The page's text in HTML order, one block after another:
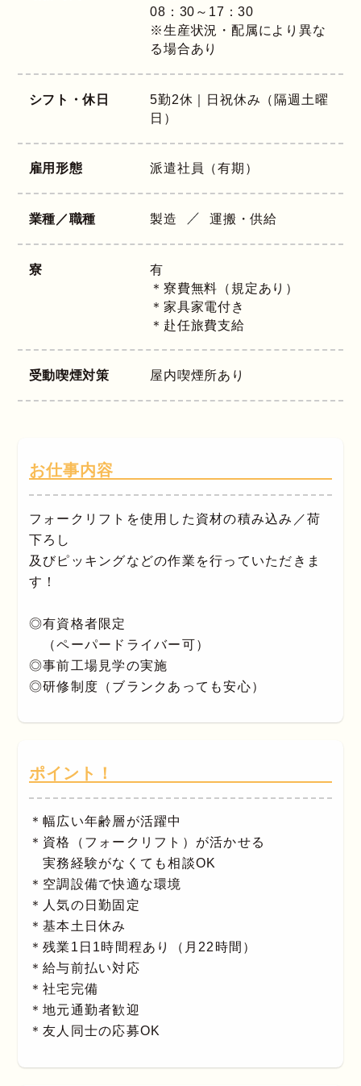
08：30～17：30
※生産状況・配属により異な
る場合あり
シフト・休日
5勤2休｜日祝休み（隔週土曜
日）
雇用形態 派遣社員（有期）
業種／職種 製造 運搬・供給
寮
有
＊寮費無料（規定あり）
＊家具家電付き
＊赴任旅費支給
受動喫煙対策 屋内喫煙所あり
お仕事内容
フォークリフトを使用した資材の積み込み／荷
下ろし
及びピッキングなどの作業を行っていただきま
す！
◎有資格者限定
（ペーパードライバー可）
◎事前工場見学の実施
◎研修制度（ブランクあっても安心）
ポイント！
＊幅広い年齢層が活躍中
＊資格（フォークリフト）が活かせる
実務経験がなくても相談OK
＊空調設備で快適な環境
＊人気の日勤固定
＊基本土日休み
＊残業1日1時間程あり（月22時間）
＊給与前払い対応
＊社宅完備
＊地元通勤者歓迎
＊友人同士の応募OK